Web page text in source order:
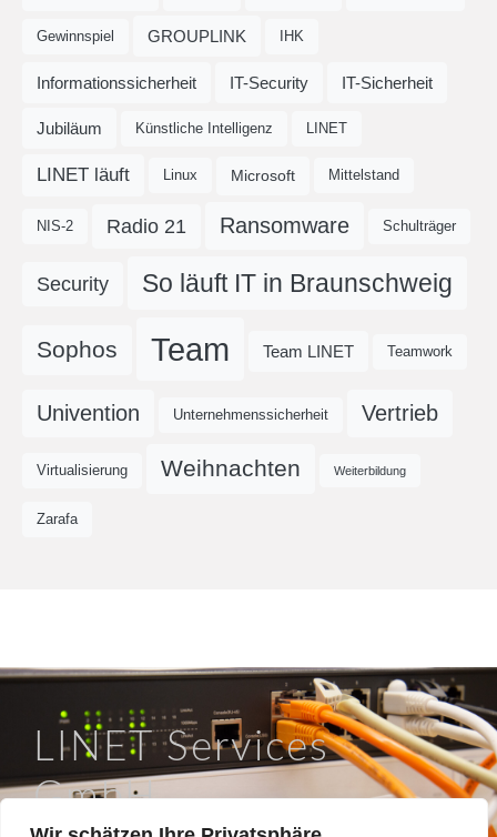
Gewinnspiel GROUPLINK IHK
Informationssicherheit IT-Security IT-Sicherheit
Jubiläum Künstliche Intelligenz LINET
LINET läuft Linux Microsoft Mittelstand
NIS-2 Radio 21 Ransomware Schulträger
Security So läuft IT in Braunschweig
Sophos Team Team LINET Teamwork
Univention Unternehmenssicherheit Vertrieb
Virtualisierung Weihnachten Weiterbildung
Zarafa
LINET Services
GmbH